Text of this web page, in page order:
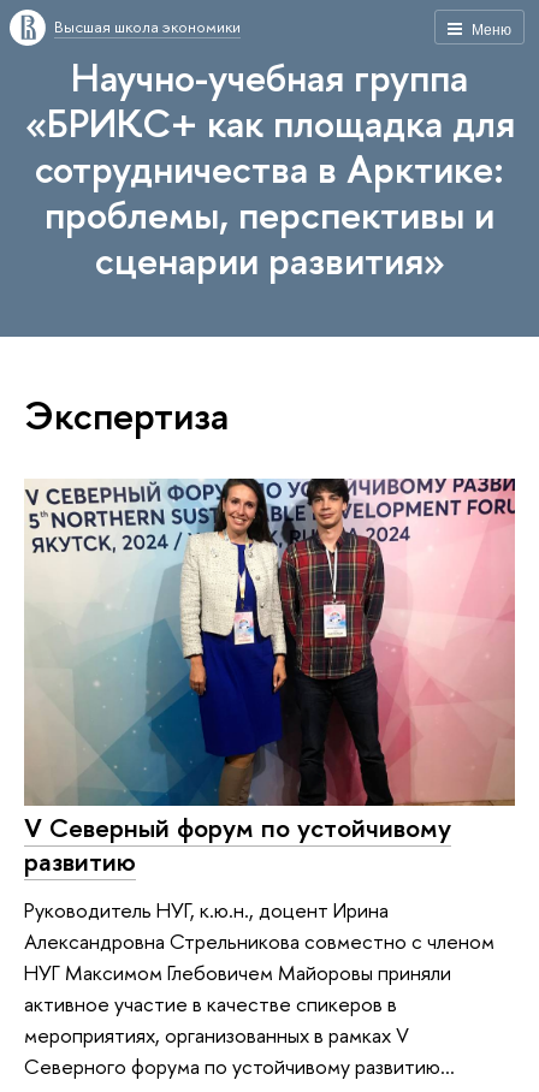
Меню
Высшая школа экономики
Научно-учебная группа
«БРИКС+ как площадка для
сотрудничества в Арктике:
проблемы, перспективы и
сценарии развития»
Экспертиза
V Северный форум по устойчивому
развитию
Руководитель НУГ, к.ю.н., доцент Ирина
Александровна Стрельникова совместно с членом
НУГ Максимом Глебовичем Майоровы приняли
активное участие в качестве спикеров в
мероприятиях, организованных в рамках V
Северного форума по устойчивому развитию...